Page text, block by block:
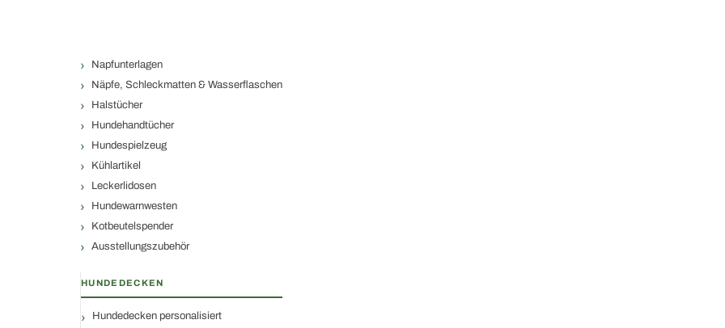
Napfunterlagen
Näpfe, Schleckmatten & Wasserflaschen
Halstücher
Hundehandtücher
Hundespielzeug
Kühlartikel
Leckerlidosen
Hundewarnwesten
Kotbeutelspender
Ausstellungszubehör
HUNDEDECKEN
Hundedecken personalisiert